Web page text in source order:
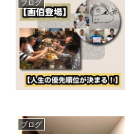
ブログ
ブログ